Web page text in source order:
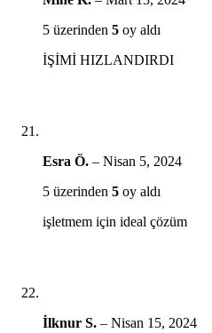
5 üzerinden 5 oy aldı
İŞİMİ HIZLANDIRDI
Esra Ö. – Nisan 5, 2024
5 üzerinden 5 oy aldı
işletmem için ideal çözüm
İlknur S. – Nisan 15, 2024